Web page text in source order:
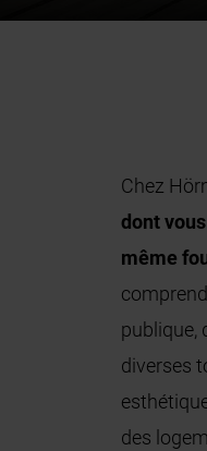
Chez
dont
même
publique,
diverses
des